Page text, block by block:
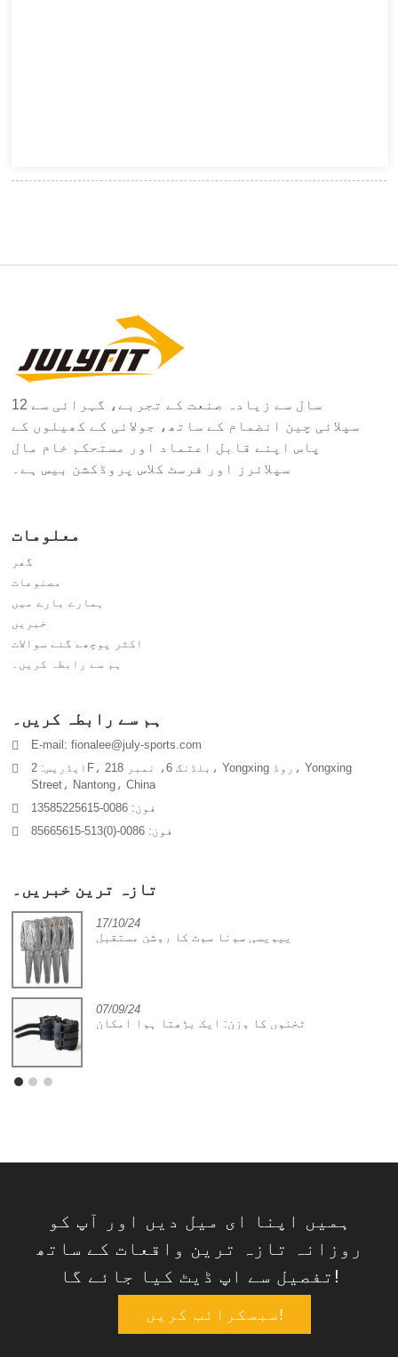
12 سال سے زیادہ صنعت کے تجربے، گہرائی سے
سپلائی چین انضمام کے ساتھ، جولائی کے کھیلوں کے
پاس اپنے قابل اعتماد اور مستحکم خام مال
سپلائرز اور فرسٹ کلاس پروڈکشن بیس ہے۔
معلومات
گھر
مصنوعات
ہمارے بارے میں
خبریں
اکثر پوچھے گئے سوالات
ہم سے رابطہ کریں۔
ہم سے رابطہ کریں۔
E-mail: fionalee@july-sports.com
ایڈریس: 2F، بلڈنگ 6، نمبر 218، Yongxing روڈ، Yongxing
Street، Nantong، China
فون: 0086-13585225615
فون: 0086-(0)513-85665615
تازہ ترین خبریں۔
17/10/24
پیویسی سونا سوٹ کا روشن مستقبل
07/09/24
ٹخنوں کا وزن: ایک بڑھتا ہوا امکان
ہمیں اپنا ای میل دیں اور آپ کو
روزانہ تازہ ترین واقعات کے ساتھ
تفصیل سے اپ ڈیٹ کیا جائے گا!
سبسکرائب کریں!